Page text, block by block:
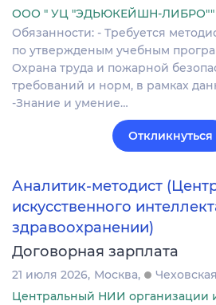
ООО " УЦ "ЭДЬЮКЕЙШН-ЛИБРО""
Обязанности: - Требуется
по утвержденым учебным
Охрана труда и пожарной
требований и норм, в рамках
-Знание и умение…
Откликнуться
Аналитик-методист
искусственного
здравоохранении)
Договорная зарплата
21 июля 2026 Москва
Чеховская
Центральный НИИ организации